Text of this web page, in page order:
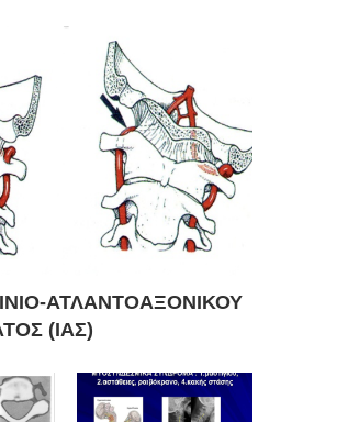
ΑΤΛΑΝΤΟΑΞΟΝΙΚΟΥ
(ΙΑΣ)